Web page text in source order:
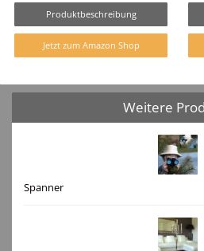
Produktbeschreibung
Jetzt zum Amazon Shop
Weitere
Spanner